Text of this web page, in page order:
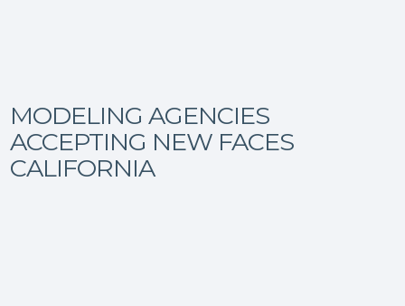
MODELING AGENCIES
ACCEPTING NEW FACES
CALIFORNIA